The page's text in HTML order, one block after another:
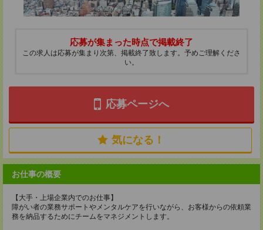
応募が集まった時点で掲載終了
この求人は応募が集まり次第、掲載終了致します。予めご理解くださ
い。
応募ページへ
気になる！
お仕事の概要
【大手・上場企業内でのお仕事】
障がい者の業務サポートやメンタルケアを行いながら、お客様からの依頼業
務を納品するためにチームをマネジメントします。